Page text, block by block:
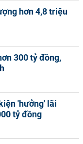
hơn 4,8 triệu
300 tỷ đồng,
'hưởng' lãi
tỷ đồng